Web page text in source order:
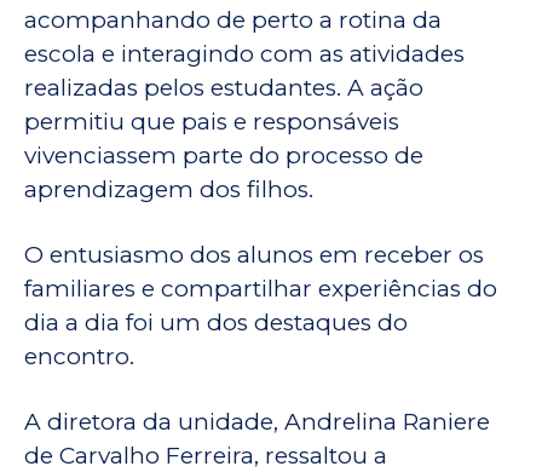
acompanhando de perto a rotina da
escola e interagindo com as atividades
realizadas pelos estudantes. A ação
permitiu que pais e responsáveis
vivenciassem parte do processo de
aprendizagem dos filhos.
O entusiasmo dos alunos em receber os
familiares e compartilhar experiências do
dia a dia foi um dos destaques do
encontro.
A diretora da unidade, Andrelina Raniere
de Carvalho Ferreira, ressaltou a